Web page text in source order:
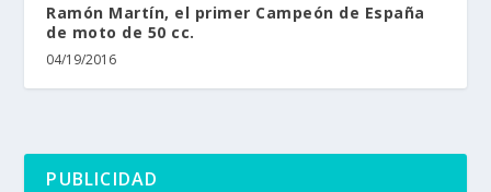
Ramón Martín, el primer Campeón de España
de moto de 50 cc.
04/19/2016
PUBLICIDAD